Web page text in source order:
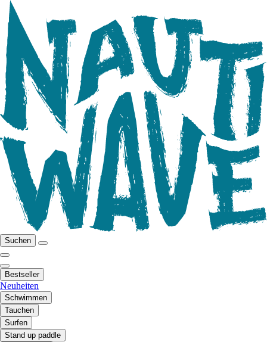
Suchen
Bestseller
Neuheiten
Schwimmen
Tauchen
Surfen
Stand up paddle